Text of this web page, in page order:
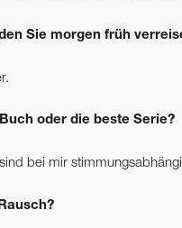
Sie morgen früh
oder die beste Serie?
bei mir